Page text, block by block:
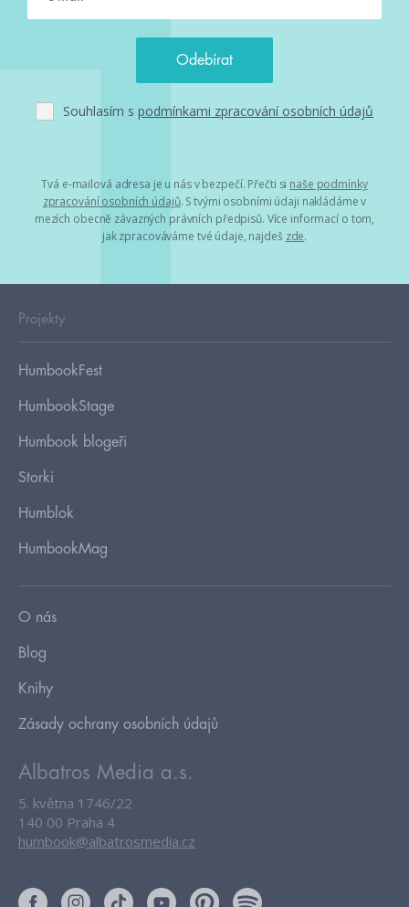
Souhlasím s podmínkami zpracování osobních údajů
Tvá e-mailová adresa je u nás v bezpečí. Přečti si naše podmínky
zpracování osobních údajů. S tvými osobními údaji nakládáme v
mezích obecně závazných právních předpisů. Více informací o tom,
jak zpracováváme tvé údaje, najdeš zde.
Projekty
HumbookFest
HumbookStage
Humbook blogeři
Storki
Humblok
HumbookMag
O nás
Blog
Knihy
Zásady ochrany osobních údajů
Albatros Media a.s.
5. května 1746/22
140 00 Praha 4
humbook@albatrosmedia.cz